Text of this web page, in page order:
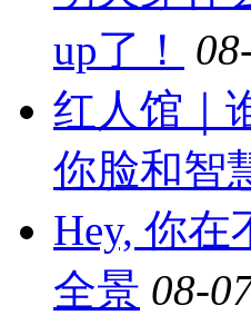
up了！
红人馆｜
你脸和智
Hey, 你
全景 08-